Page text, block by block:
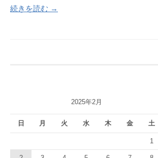
続きを読む →
2025年2月
日 月 火 水 木 金 土
1